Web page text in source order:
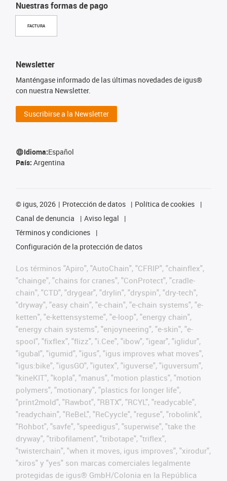
Nuestras formas de pago
FACTURA
Newsletter
Manténgase informado de las últimas novedades de igus®
con nuestra Newsletter.
Suscribirse a la Newsletter
Idioma:Español
País: Argentina
© igus, 2026 Protección de datos
Política de cookies
Canal de denuncia
Aviso legal
Términos y condiciones
Configuración de la protección de datos
Los términos "Apiro", "AutoChain", "CFRIP", "chainflex",
"chainge", "chains for cranes", "ConProtect", "cradle-
chain", "CTD", "drygear", "drylin", "dryspin", "dry-tech",
"dryway", "easy chain", "e-chain", "e-chain systems", "e-
ketten", "e-kettensysteme", "e-loop", "energy chain",
"energy chain systems", "enjoyneering", "e-skin", "e-
spool", "fixflex", "flizz", "i.Cee", "ibow", "igear", "iglidur",
"igubal", "igumid", "igus", "igus improves what moves",
"igus:bike", "igusGO", "igutex", "iguverse", "iguversum",
"kineKIT", "kopla", "manus", "motion plastics", "motion
polymers", "motionary", "plastics for longer life",
"print2mold", "Rawbot", "RBTX", "RCYL", "readycable",
"readychain", "ReBeL", "ReCyycle", "reguse", "robolink",
"Rohbot", "savfe", "speedigus", "superwise", "take the
dryway", "tribofilament", "tribotape", "triflex",
"twisterchain", "when it moves, igus improves", "xirodur",
"xiros" y "yes" son marcas comerciales legalmente
protegidas de igus® GmbH/Colonia en la República